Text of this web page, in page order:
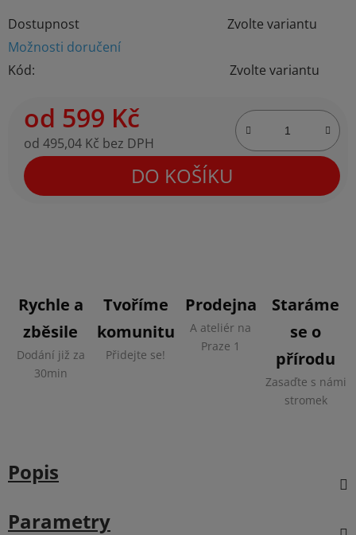
Dostupnost
Zvolte variantu
Možnosti doručení
Kód:
Zvolte variantu
od 599 Kč
od 495,04 Kč bez DPH
Měrná cena:
DO KOŠÍKU
Rychle a
zběsile
Dodání již za
30min
Tvoříme
komunitu
Přidejte se!
Prodejna
A ateliér na
Praze 1
Staráme
se o
přírodu
Zasaďte s námi
stromek
Popis
Parametry